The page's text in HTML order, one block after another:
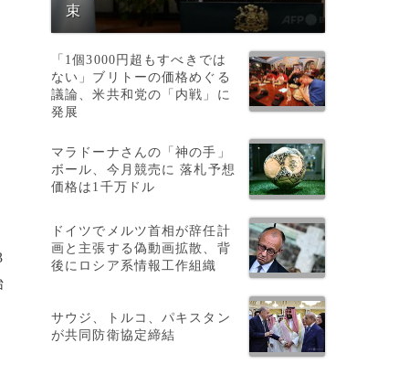
束
「1個3000円超もすべきでは
ない」ブリトーの価格めぐる
議論、米共和党の「内戦」に
発展
マラドーナさんの「神の手」
ボール、今月競売に 落札予想
価格は1千万ドル
ドイツでメルツ首相が辞任計
画と主張する偽動画拡散、背
後にロシア系情報工作組織
サウジ、トルコ、パキスタン
が共同防衛協定締結